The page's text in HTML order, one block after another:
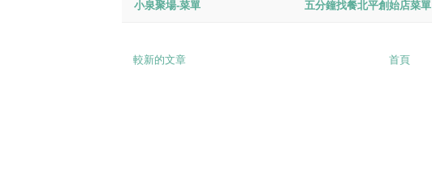
小泉聚場-菜單 五分鐘找餐北平創始店菜單
較新的文章 首頁